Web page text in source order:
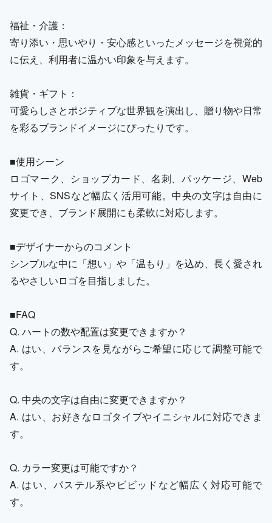
福祉・介護：
寄り添い・思いやり・安心感といったメッセージを視覚的
に伝え、利用者に温かい印象を与えます。
雑貨・ギフト：
可愛らしさとポジティブな世界観を演出し、贈り物や日常
を彩るブランドイメージにぴったりです。
■使用シーン
ロゴマーク、ショップカード、名刺、パッケージ、Web
サイト、SNSなど幅広く活用可能。中央の文字は自由に
変更でき、ブランド展開にも柔軟に対応します。
■デザイナーからのコメント
シンプルな中に「想い」や「温もり」を込め、長く愛され
るやさしいロゴを目指しました。
■FAQ
Q. ハートの数や配置は変更できますか？
A. はい、バランスを見ながらご希望に応じて調整可能で
す。
Q. 中央の文字は自由に変更できますか？
A. はい、お好きなロゴタイプやイニシャルに対応できま
す。
Q. カラー変更は可能ですか？
A. はい、パステル系やビビッドなど幅広く対応可能で
す。